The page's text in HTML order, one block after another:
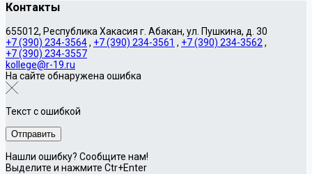
Контакты
655012, Республика Хакасия г. Абакан, ул. Пушкина, д. 30
+7 (390) 234-3564, +7 (390) 234-3561 , +7 (390) 234-3562 ,
+7 (390) 234-3557
kollege@r-19.ru
На сайте обнаружена ошибка
Текст с ошибкой
Нашли ошибку? Сообщите нам!
Выделите и нажмите Ctr+Enter